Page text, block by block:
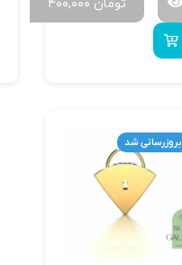
۴۰۰,۰۰۰ تومان
بروزرسانی شد